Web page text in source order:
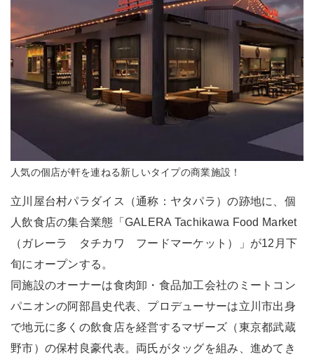
人気の個店が軒を連ねる新しいタイプの商業施設！
立川屋台村パラダイス（通称：ヤタパラ）の跡地に、個
人飲食店の集合業態「GALERA Tachikawa Food Market
（ガレーラ タチカワ フードマーケット）」が12月下
旬にオープンする。
同施設のオーナーは食肉卸・食品加工会社のミートコン
パニオンの阿部昌史代表、プロデューサーは立川市出身
で地元に多くの飲食店を経営するマザーズ（東京都武蔵
野市）の保村良豪代表。両氏がタッグを組み、進めてき